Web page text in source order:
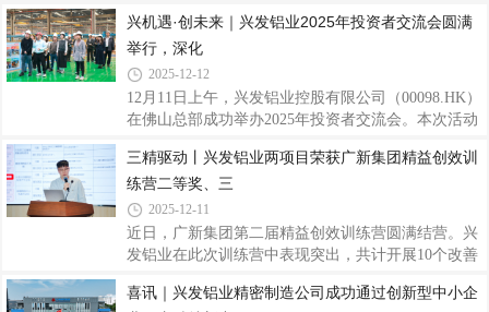
业主通过业委会实现更加有序、规范的社区管理，从
而更好地保障全体业主的合法权益。二、
业的高品质产品，助力虹桥前湾片区打造成长三角总
部经济首选地、国家产城融合示范标杆和绿色开放活
力共享的国际主城。作为上海市重点建设项目，卓然
股份（上海）创新基地项目总建筑面积约10.2万平方
米，由5栋建筑单体组成，包括三栋办公楼、一栋公
新研发、项目孵化等核心功能。项目建成后，将聚焦
为炼油化工、新能源等领域的工艺及专用设备创
兴机遇·创未来｜兴发铝业2025年投资者交流会圆满
举行，深化
2025-12-12
12月11日上午，兴发铝业控股有限公司（00098.HK）
在佛山总部成功举办2025年投资者交流会。本次活动
代表莅临，通过“实地调研+深度座谈”的形式，全面
搭建公司与资本市场的高效对接平台。兴发铝业执行
董事王志华、财务总监兼执行董事郑建华等公司代表
及广新集团投资中心副总经理范凡出席活动，与投资
者围绕公司经营业绩、未来发展战略及行业趋势展开
链“链主”企业，兴发铝业以实地参观环节为切入点，
三精驱动丨兴发铝业两项目荣获广新集团精益创效训
练营二等奖、三
2025-12-11
近日，广新集团第二届精益创效训练营圆满结营。兴
发铝业在此次训练营中表现突出，共计开展10个改善
司“幕墙料理论重提升”项目荣获集团优秀改善周二等
喜讯｜兴发铝业精密制造公司成功通过创新型中小企